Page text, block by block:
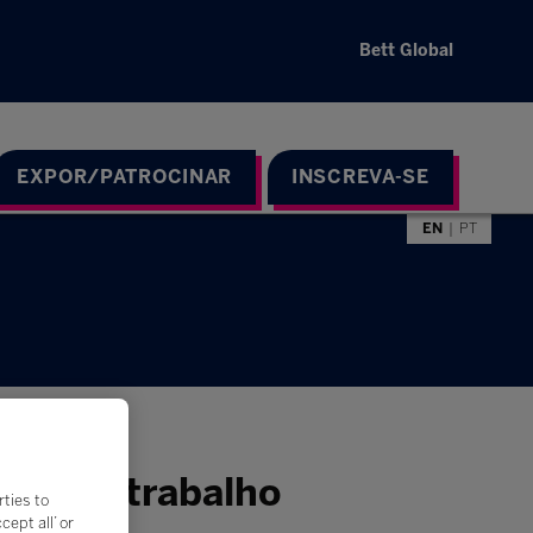
Bett Global
EXPOR/PATROCINAR INSCREVA-SE
EN PT
de trabalho
to
all’ or